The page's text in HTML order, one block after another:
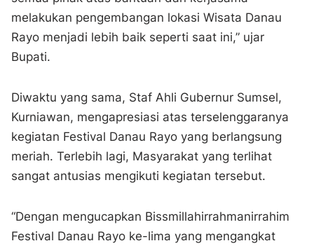
melakukan pengembangan lokasi Wisata Danau
Rayo menjadi lebih baik seperti saat ini,” ujar
Bupati.
Diwaktu yang sama, Staf Ahli Gubernur Sumsel,
Kurniawan, mengapresiasi atas terselenggaranya
kegiatan Festival Danau Rayo yang berlangsung
meriah. Terlebih lagi, Masyarakat yang terlihat
sangat antusias mengikuti kegiatan tersebut.
“Dengan mengucapkan Bissmillahirrahmanirrahim
Festival Danau Rayo ke-lima yang mengangkat